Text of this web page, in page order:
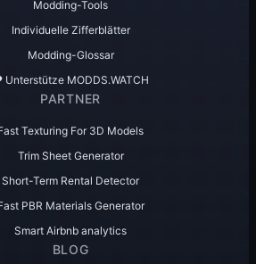
Modding-Tools
Individuelle Zifferblätter
Modding-Glossar
Unterstütze MODDS.WATCH
PARTNER
Texturing For 3D Models
Trim Sheet Generator
Short-Term Rental Detector
PBR Materials Generator
Smart Airbnb analytics
BLOG